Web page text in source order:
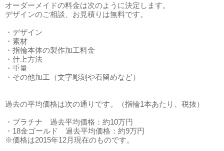
オーダーメイドの料金は次のように決定します。
デザインのご相談、お見積りは無料です。
・デザイン
・素材
・指輪本体の製作加工料金
・仕上方法
・重量
・その他加工（文字彫刻や石留めなど）
過去の平均価格は次の通りです。（指輪1本あたり、税抜）
・プラチナ 過去平均価格：約10万円
・18金ゴールド 過去平均価格：約9万円
※価格は2015年12月現在のものです。